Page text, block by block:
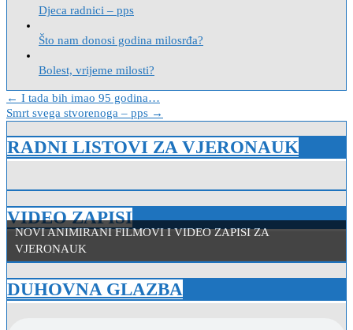
Djeca radnici – pps
Što nam donosi godina milosrđa?
Bolest, vrijeme milosti?
Navigacija
objava
← I tada bih imao 95 godina…
Smrt svega stvorenoga – pps →
RADNI LISTOVI ZA VJERONAUK
VIDEO ZAPISI
NOVI ANIMIRANI FILMOVI I VIDEO ZAPISI ZA
VJERONAUK
DUHOVNA GLAZBA